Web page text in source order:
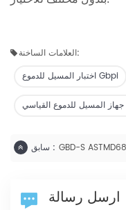
العلامات الساخنة:
اختبار المسيل للدموع Gbpi
سابق :
ارسل رسالة